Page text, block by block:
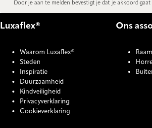
Door je aan te melden bevestigt je dat je akkoord
Luxaflex®
Waarom Luxaflex®
Steden
Inspiratie
Duurzaamheid
Kindveiligheid
Privacyverklaring
Cookieverklaring
Ons